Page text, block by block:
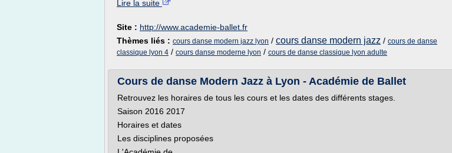
Lire la suite
Site : http://www.academie-ballet.fr
Thèmes liés : cours danse modern jazz lyon / cours danse modern jazz / cours de danse
classique lyon 4 / cours danse moderne lyon / cours de danse classique lyon adulte
Cours de danse Modern Jazz à Lyon - Académie de Ballet
Retrouvez les horaires de tous les cours et les dates des différents stages.
Saison 2016 2017
Horaires et dates
Les disciplines proposées